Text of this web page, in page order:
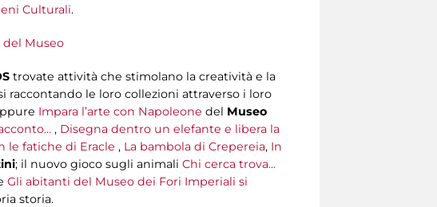
Culturali.
del Museo
trovate attività che stimolano la creatività e la
le loro collezioni attraverso i loro
Impara l’arte con Napoleone del Museo
, Disegna dentro un elefante e libera la
le fatiche di Eracle , La bambola di Crepereia, In
; il nuovo gioco sugli animali Chi cerca trova...
Gli abitanti del Museo dei Fori Imperiali si
storia.